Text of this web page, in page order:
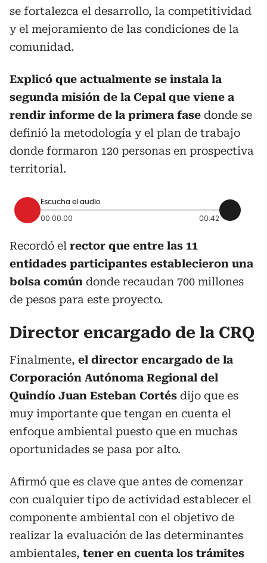
se fortalezca el desarrollo, la competitividad
y el mejoramiento de las condiciones de la
comunidad.
Explicó que actualmente se instala la
segunda misión de la Cepal que viene a
rendir informe de la primera fase donde se
definió la metodología y el plan de trabajo
donde formaron 120 personas en prospectiva
territorial.
Escucha el audio
00:00:00 00:42
Recordó el rector que entre las 11
entidades participantes establecieron una
bolsa común donde recaudan 700 millones
de pesos para este proyecto.
Director encargado de la CRQ
Finalmente, el director encargado de la
Corporación Autónoma Regional del
Quindío Juan Esteban Cortés dijo que es
muy importante que tengan en cuenta el
enfoque ambiental puesto que en muchas
oportunidades se pasa por alto.
Afirmó que es clave que antes de comenzar
con cualquier tipo de actividad establecer el
componente ambiental con el objetivo de
realizar la evaluación de las determinantes
ambientales, tener en cuenta los trámites